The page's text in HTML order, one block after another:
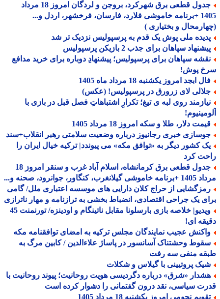
جدول قطعی برق شهرکرد، بروجن و لردگان امروز 18 مرداد
1405 +برنامه خاموشی فلارد، فارسان، فرخشهر، اردل و...
و بختیاری )
ملی پوش یک قدم به پرسپولیس نزدیک تر شد
سپاهان برای جذب 2 بازیکن پرسپولیس
سپاهان برای پرسپولیس؛ پیشنهادِ دوباره برای خرید مدافع
پوش!
ابجد امروز یکشنبه 18 مرداد ماه 1405
لای زرورق در پرسپولیس! (عکس)
روی لبه ی تیغ؛ تکرارِ اشتباهاتِ فصل قبل در بازی با
دلار، طلا و سکه امروز 18 مرداد 1405
خبری رجانیوز درباره وضعیت سلامتی رهبر انقلاب+سند
کشور دیگر به «توافق مکه» می پیوندد| ترکیه خیال ایران را
کرد
جدول قطعی برق کرمانشاه، اسلام آباد غرب و سنقر امروز 18
کنگاور، جوانرود، صحنه و...
از حراج کلان دارایی های موسسه اعتباری ملل/ گامی
یک جراحی اقتصادی، انضباط بخشی به ترازنامه و مهار ناترازی
ویدیو| خلاصه بازی بارسلونا مقابل ناتینگام و اودینزه/ تورنمنت 45
ای!
عجیب نمایندگان مجلس ترکیه به امضای توافقنامه مکه
وحشتناک آسانسور در پاساژ علاءالدین / کابین مرگ به
منفی سه رفت
پروتیینی با گیلاس و شکلات
«شرق» درباره دگردیسی هویت روحانیت؛ پیوند روحانیت با
سیاسی، نقد درون گفتمانی را دشوار کرده است
نجومی امروز یکشنبه 18 مرداد 1405